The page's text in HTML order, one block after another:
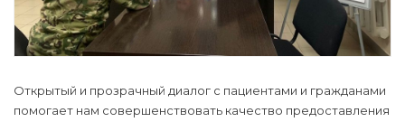
Открытый и прозрачный диалог с пациентами и гражданами
помогает нам совершенствовать качество предоставления